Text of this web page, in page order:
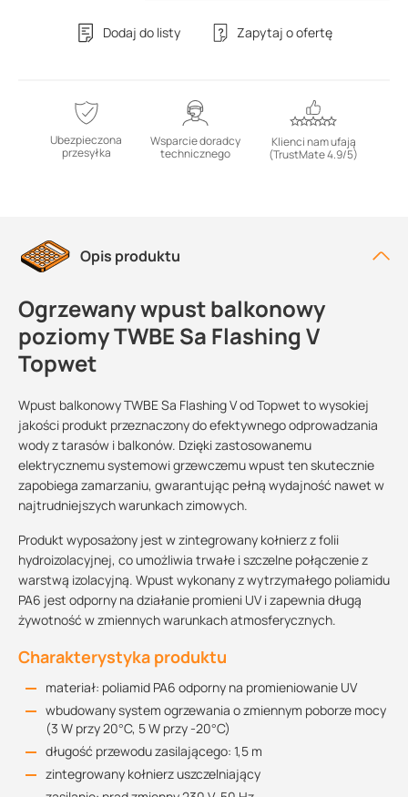
Dodaj do listy Zapytaj o ofertę
Ubezpieczona
przesyłka
Wsparcie doradcy
technicznego
Klienci nam ufają
(TrustMate 4.9/5)
Opis produktu
Ogrzewany wpust balkonowy
poziomy TWBE Sa Flashing V
Topwet
Wpust balkonowy TWBE Sa Flashing V od Topwet to wysokiej
jakości produkt przeznaczony do efektywnego odprowadzania
wody z tarasów i balkonów. Dzięki zastosowanemu
elektrycznemu systemowi grzewczemu wpust ten skutecznie
zapobiega zamarzaniu, gwarantując pełną wydajność nawet w
najtrudniejszych warunkach zimowych.
Produkt wyposażony jest w zintegrowany kołnierz z folii
hydroizolacyjnej, co umożliwia trwałe i szczelne połączenie z
warstwą izolacyjną. Wpust wykonany z wytrzymałego poliamidu
PA6 jest odporny na działanie promieni UV i zapewnia długą
żywotność w zmiennych warunkach atmosferycznych.
Charakterystyka produktu
materiał: poliamid PA6 odporny na promieniowanie UV
wbudowany system ogrzewania o zmiennym poborze mocy
(3 W przy 20°C, 5 W przy -20°C)
długość przewodu zasilającego: 1,5 m
zintegrowany kołnierz uszczelniający